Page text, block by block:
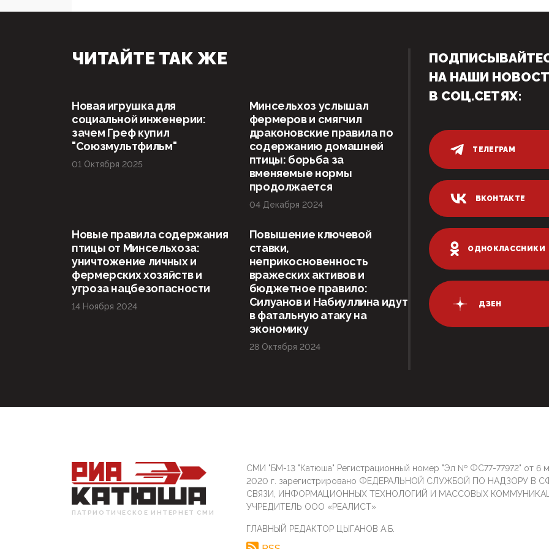
ЧИТАЙТЕ ТАК ЖЕ
Новая игрушка для
социальной инженерии:
зачем Греф купил
"Союзмультфильм"
01 Октября 2025
Минсельхоз услышал
фермеров и смягчил
драконовские правила по
содержанию домашней
птицы: борьба за
вменяемые нормы
продолжается
04 Декабря 2024
Новые правила содержания
птицы от Минсельхоза:
уничтожение личных и
фермерских хозяйств и
угроза нацбезопасности
14 Ноября 2024
Повышение ключевой
ставки,
неприкосновенность
вражеских активов и
бюджетное правило:
Силуанов и Набиуллина идут
в фатальную атаку на
экономику
28 Октября 2024
НА НАШИ
В СОЦ.СЕТЯХ:
ТЕЛЕГРАМ
ВКОНТАКТЕ
ОДНОКЛАССНИКИ
ДЗЕН
ПАТРИОТИЧЕСКОЕ ИНТЕРНЕТ СМИ
СМИ "БМ-13 "Катюша" Регистрационный номер "Эл № ФС77-77972" от 6
2020 г. зарегистрировано ФЕДЕРАЛЬНОЙ СЛУЖБОЙ ПО НАДЗОРУ В
СВЯЗИ, ИНФОРМАЦИОННЫХ ТЕХНОЛОГИЙ И МАССОВЫХ
УЧРЕДИТЕЛЬ ООО «РЕАЛИСТ»
ГЛАВНЫЙ РЕДАКТОР ЦЫГАНОВ А.Б.